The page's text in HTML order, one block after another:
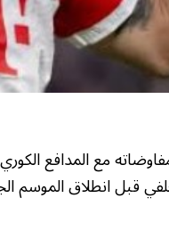
مع المدافع
قبل انطلاق الموسم